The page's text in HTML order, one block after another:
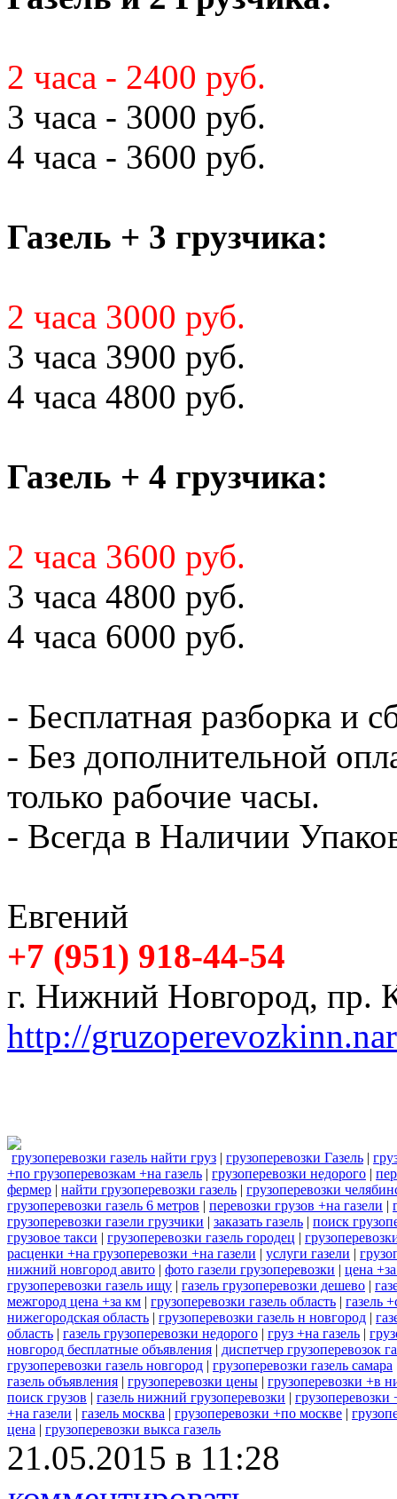
2 часа - 2400 руб.
3 часа - 3000 руб.
4 часа - 3600 руб.
Газель + 3 грузчика:
2 часа 3000 руб.
3 часа 3900 руб.
4 часа 4800 руб.
Газель + 4 грузчика:
2 часа 3600 руб.
3 часа 4800 руб.
4 часа 6000 руб.
- Бесплатная разборка и
- Без дополнительной
только рабочие часы.
- Всегда в Наличии
Евгений
+7 (951) 918-44-54
г. Нижний Новгород, пр.
http://
грузоперевозки газель найти груз | грузоперевозки Газель |
+по грузоперевозкам +на газель | грузоперевозки недорого |
фермер | найти грузоперевозки газель | грузоперевозки
грузоперевозки газель 6 метров | перевозки грузов +на газели |
грузоперевозки газели грузчики | заказать газель | поиск
грузовое такси | грузоперевозки газель городец |
расценки +на грузоперевозки +на газели | услуги газели |
нижний новгород авито | фото газели грузоперевозки | цена
грузоперевозки газель ищу | газель грузоперевозки дешево |
межгород цена +за км | грузоперевозки газель область | газель
нижегородская область | грузоперевозки газель н новгород |
область | газель грузоперевозки недорого | груз +на газель |
новгород бесплатные объявления | диспетчер грузоперевозок
грузоперевозки газель новгород | грузоперевозки газель самара
газель объявления | грузоперевозки цены | грузоперевозки +в
поиск грузов | газель нижний грузоперевозки | грузоперевозки
+на газели | газель москва | грузоперевозки +по москве |
цена | грузоперевозки выкса газель
21.05.2015 в 11:28